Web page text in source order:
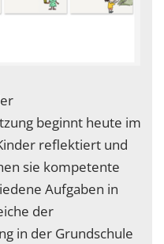
beginnt heute im
reflektiert und
sie kompetente
Aufgaben in
der
in der Grundschule